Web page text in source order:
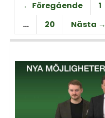
Magnusson från Sweco för
att höra mer om utmaningar
och möjligheter på området.
← Föregående 1
…
20 Nästa →